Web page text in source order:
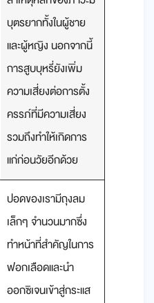
บุตรยากทั้งในผู้ชาย
และผู้หญิง นอกจากนี้
การสูบบุหรี่ยังเพิ่ม
ความเสี่ยงต่อการตั้ง
ครรภ์ที่มีความเสี่ยง
รวมถึงทำให้เกิดการ
แก่ก่อนวัยอีกด้วย
ปอดของเรามีถุงลม
เล็กๆ จำนวนมากซึ่ง
ทำหน้าที่สำคัญในการ
ฟอกเลือดและนำ
ออกซิเจนเข้าสู่กระแส